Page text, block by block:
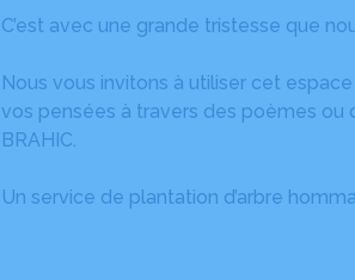
C’est avec une grande tristesse que
Nous vous invitons à utiliser cet
vos pensées à travers des poèmes ou
BRAHIC.
Un service de plantation d’arbre